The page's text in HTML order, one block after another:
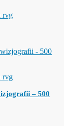
rvg
rvg
– 500